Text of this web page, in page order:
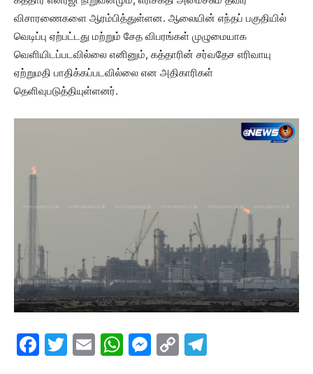
விசாரணைகளை ஆரம்பித்துள்ளன. ஆலையின் எந்தப் பகுதியில்
வெடிப்பு ஏற்பட்டது மற்றும் சேத விபரங்கள் முழுமையாக
வெளியிடப்படவில்லை எனினும், கத்தாரின் சர்வதேச எரிவாயு
ஏற்றுமதி பாதிக்கப்படவில்லை என அதிகாரிகள்
தெளிவுபடுத்தியுள்ளனர்.
F
T
E
W M C